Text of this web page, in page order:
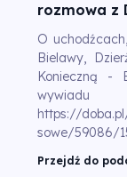
rozmowa z
O
Bielawy,
Konieczną -
https://
sowe/59086/
Przejdź do